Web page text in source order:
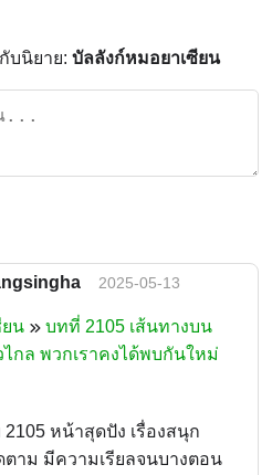
บนิยาย: บัลลังก์หมอยาเซียน
2025-05-13
น
บทที่ 2105 เส้นทางบน
กล พวกเราคงได้พบกันใหม่
หน้าสุดปัง เรื่องสนุก
ตาม มีความเรียลจนบางตอน